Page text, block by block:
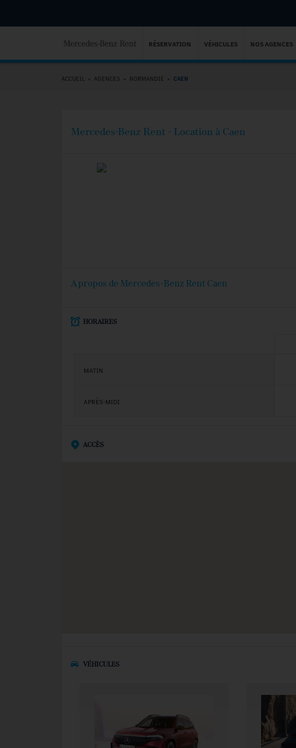
RÉSERVATION VÉHICULES NOS AGENCES
ACCUEIL » AGENCES » NORMANDIE » CAEN
Mercedes-Benz Rent - Location à Caen
A propos de Mercedes-Benz Rent Caen
HORAIRES
MATIN
APRÈS-MIDI
ACCÈS
VÉHICULES